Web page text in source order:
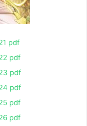
pdf
pdf
pdf
pdf
pdf
pdf